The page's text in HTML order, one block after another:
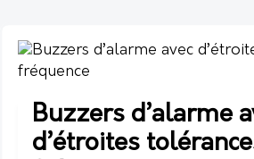
Buzzers d’alarme
d’étroites